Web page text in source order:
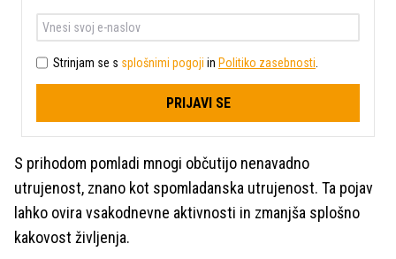
Strinjam se s splošnimi pogoji in Politiko zasebnosti
PRIJAVI SE
S prihodom pomladi mnogi občutijo nenavadno
utrujenost, znano kot spomladanska utrujenost. Ta pojav
lahko ovira vsakodnevne aktivnosti in zmanjša splošno
kakovost življenja.